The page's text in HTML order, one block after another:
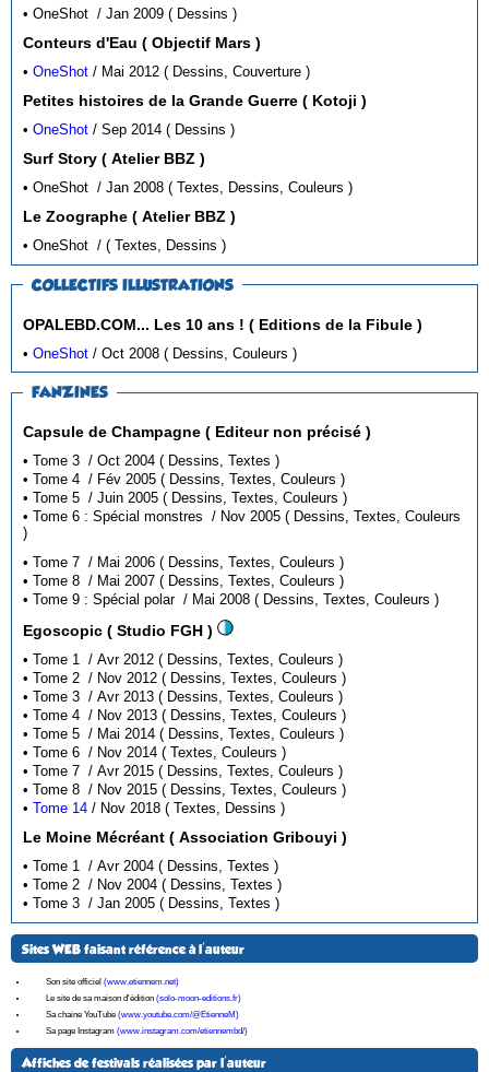
• OneShot / Jan 2009 ( Dessins )
Conteurs d'Eau ( Objectif Mars )
•OneShot / Mai 2012 ( Dessins, Couverture )
Petites histoires de la Grande Guerre ( Kotoji )
•OneShot / Sep 2014 ( Dessins )
Surf Story ( Atelier BBZ )
• OneShot / Jan 2008 ( Textes, Dessins, Couleurs )
Le Zoographe ( Atelier BBZ )
• OneShot / ( Textes, Dessins )
COLLECTIFS ILLUSTRATIONS
OPALEBD.COM... Les 10 ans ! ( Editions de la Fibule )
•OneShot / Oct 2008 ( Dessins, Couleurs )
FANZINES
Capsule de Champagne ( Editeur non précisé )
• Tome 3 / Oct 2004 ( Dessins, Textes )
• Tome 4 / Fév 2005 ( Dessins, Textes, Couleurs )
• Tome 5 / Juin 2005 ( Dessins, Textes, Couleurs )
• Tome 6 : Spécial monstres / Nov 2005 ( Dessins, Textes, Couleurs
)
• Tome 7 / Mai 2006 ( Dessins, Textes, Couleurs )
• Tome 8 / Mai 2007 ( Dessins, Textes, Couleurs )
• Tome 9 : Spécial polar / Mai 2008 ( Dessins, Textes, Couleurs )
Egoscopic ( Studio FGH )
• Tome 1 / Avr 2012 ( Dessins, Textes, Couleurs )
• Tome 2 / Nov 2012 ( Dessins, Textes, Couleurs )
• Tome 3 / Avr 2013 ( Dessins, Textes, Couleurs )
• Tome 4 / Nov 2013 ( Dessins, Textes, Couleurs )
• Tome 5 / Mai 2014 ( Dessins, Textes, Couleurs )
• Tome 6 / Nov 2014 ( Textes, Couleurs )
• Tome 7 / Avr 2015 ( Dessins, Textes, Couleurs )
• Tome 8 / Nov 2015 ( Dessins, Textes, Couleurs )
•Tome 14 / Nov 2018 ( Textes, Dessins )
Le Moine Mécréant ( Association Gribouyi )
• Tome 1 / Avr 2004 ( Dessins, Textes )
• Tome 2 / Nov 2004 ( Dessins, Textes )
• Tome 3 / Jan 2005 ( Dessins, Textes )
Sites WEB faisant référence à l'auteur
Son site officiel (www.etiennem.net)
Le site de sa maison d'édition (solo-moon-editions.fr)
Sa chaine YouTube (www.youtube.com/@EtienneM)
Sa page Instagram (www.instagram.com/etiennembd/)
Affiches de festivals réalisées par l'auteur